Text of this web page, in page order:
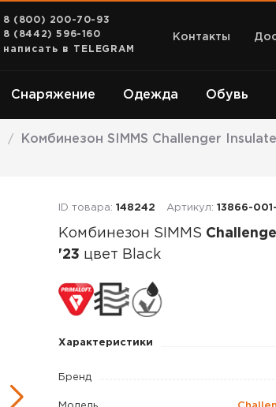
8 (800) 200-70-93
8 (8442) 596-160
написать в TELEGRAM
Контакты
Снаряжение Одежда Обувь
/ Комбинезон SIMMS Challenger
ID товара: 148242 Артикул: 13866-
Комбинезон SIMMS
'23 цвет Black
Комбинезон
SIMMS
Insulated
Bib
Характеристики
Бренд